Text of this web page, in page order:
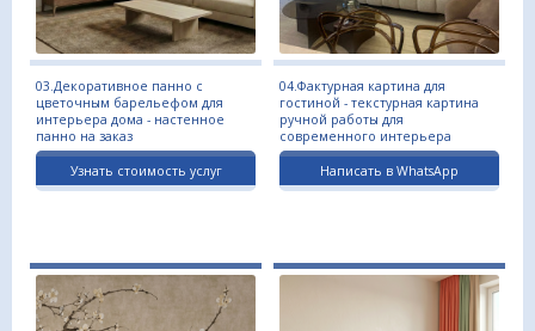
03.Декоративное панно с
цветочным барельефом для
интерьера дома - настенное
панно на заказ
Узнать стоимость услуг
04.Фактурная картина для
гостиной - текстурная картина
ручной работы для
современного интерьера
Написать в WhatsApp